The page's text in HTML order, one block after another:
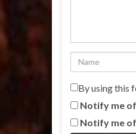
By using this
Notify me
Notify me